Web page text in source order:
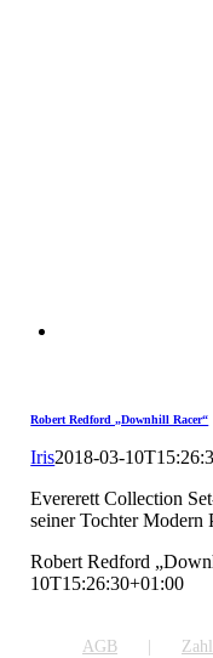
Robert Redford „Downhill Racer“
Iris2018-03-
Evererett Collection
seiner Tochter Modern
Robert Redford
10T15:26:30+01:00
AGB